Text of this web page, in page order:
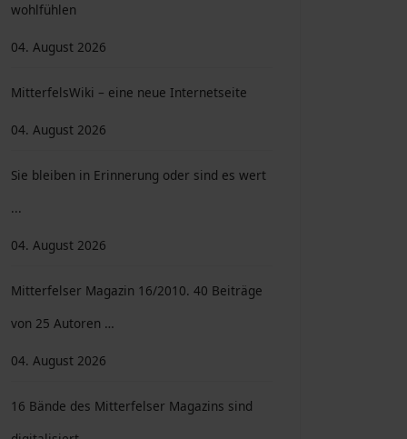
wohlfühlen
04. August 2026
MitterfelsWiki – eine neue Internetseite
04. August 2026
Sie bleiben in Erinnerung oder sind es wert
...
04. August 2026
Mitterfelser Magazin 16/2010. 40 Beiträge
von 25 Autoren …
04. August 2026
16 Bände des Mitterfelser Magazins sind